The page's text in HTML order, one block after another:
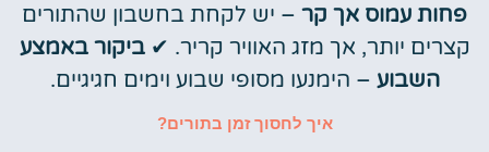
פחות עמוס אך קר – יש לקחת בחשבון שהתורים
קצרים יותר, אך מזג האוויר קריר. ✔ביקור באמצע
השבוע – הימנעו מסופי שבוע וימים חגיגיים.
איך לחסוך זמן בתורים?